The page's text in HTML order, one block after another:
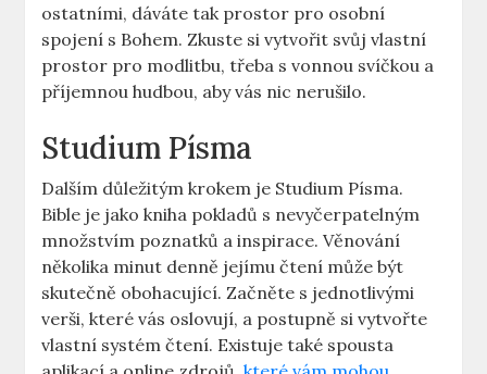
ostatními, dáváte tak prostor pro osobní
spojení s Bohem. Zkuste si vytvořit svůj vlastní
prostor pro modlitbu, třeba s vonnou svíčkou a
příjemnou hudbou, aby vás nic nerušilo.
Studium Písma
Dalším důležitým krokem je Studium Písma.
Bible je jako kniha pokladů s nevyčerpatelným
množstvím poznatků a inspirace. Věnování
několika minut denně jejímu čtení může být
skutečně obohacující. Začněte s jednotlivými
verši, které vás oslovují, a postupně si vytvořte
vlastní systém čtení. Existuje také spousta